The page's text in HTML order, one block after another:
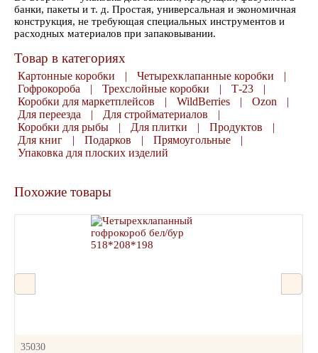
банки, пакеты и т. д. Простая, универсальная и экономичная
конструкция, не требующая специальных инструментов и
расходных материалов при запаковывании.
Товар в категориях
Картонные коробки | Четырехклапанные коробки
|
Гофрокороба
| Трехслойные коробки | Т-23
|
Коробки для маркетплейсов
| WildBerries | Ozon
|
Для переезда
| Для стройматериалов
|
Коробки для рыбы
| Для плитки | Продуктов
|
Для книг
| Подарков | Прямоугольные
|
Упаковка для плоских изделий
Похожие товары
35030